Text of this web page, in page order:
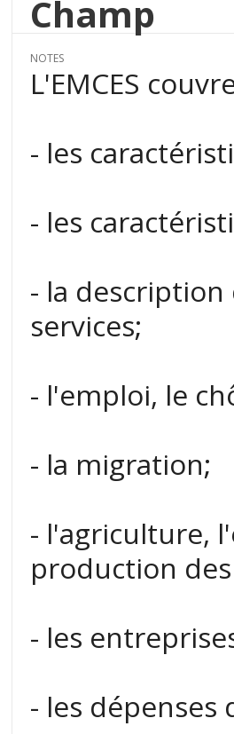
Champ
NOTES
L'EMCES
- les
- les
- la
services;
- l'emploi, le
- la migration;
- l'agriculture,
production
- les
- les dépenses